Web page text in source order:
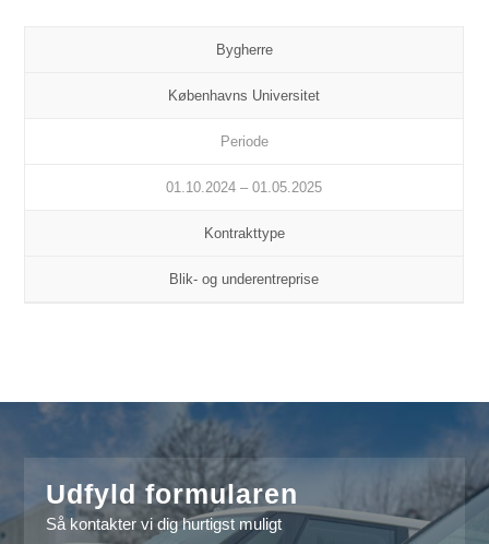
Bygherre
Københavns Universitet
Periode
01.10.2024 – 01.05.2025
Kontrakttype
Blik- og underentreprise
Udfyld formularen
Så kontakter vi dig hurtigst muligt